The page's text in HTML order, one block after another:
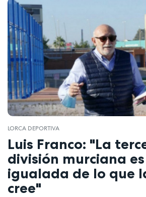
LORCA DEPORTIVA
Luis Franco: "La
división murciana
igualada de lo que
cree"